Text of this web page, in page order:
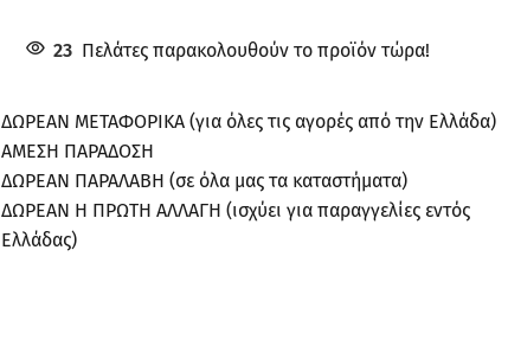
23 Πελάτες παρακολουθούν το προϊόν τώρα!
ΔΩΡΕΑΝ ΜΕΤΑΦΟΡΙΚΑ (για όλες τις αγορές από την Ελλάδα)
ΑΜΕΣΗ ΠΑΡΑΔΟΣΗ
ΔΩΡΕΑΝ ΠΑΡΑΛΑΒΗ (σε όλα μας τα καταστήματα)
ΔΩΡΕΑΝ Η ΠΡΩΤΗ ΑΛΛΑΓΗ (ισχύει για παραγγελίες εντός
Ελλάδας)